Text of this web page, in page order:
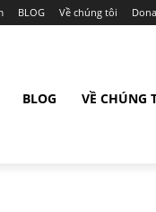
BLOG Về chúng tôi
BLOG VỀ CHÚNG